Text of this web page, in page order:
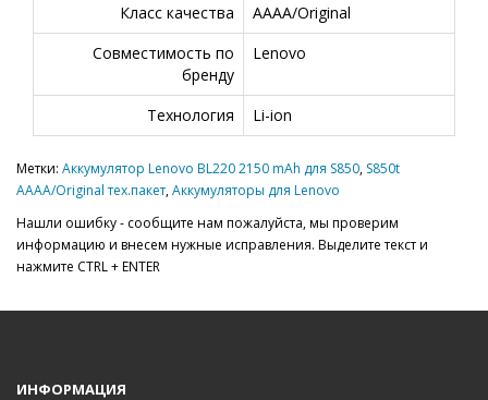
Класс качества
AAAA/Original
Совместимость по
бренду
Lenovo
Технология Li-ion
Метки: Аккумулятор Lenovo BL220 2150 mAh для S850, S850t
AAAA/Original тех.пакет,Аккумуляторы для Lenovo
Нашли ошибку - сообщите нам пожалуйста, мы проверим
информацию и внесем нужные исправления. Выделите текст и
нажмите CTRL + ENTER
ИНФОРМАЦИЯ